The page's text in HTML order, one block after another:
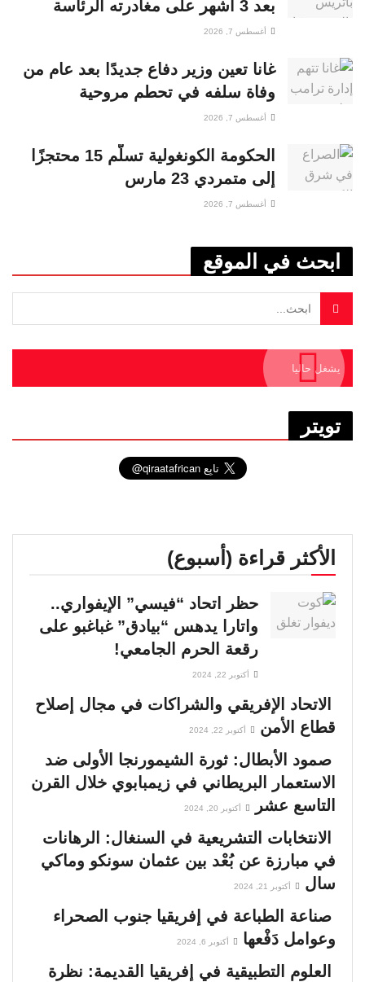
بعد 3 أشهر على مغادرته الرئاسة
أغسطس 7, 2026
غانا تعين وزير دفاع جديدًا بعد عام من
وفاة سلفه في تحطم مروحية
أغسطس 7, 2026
الحكومة الكونغولية تسلّم 15 محتجزًا
إلى متمردي 23 مارس
أغسطس 7, 2026
ابحث في الموقع
يشغل حاليا
تويتر
الأكثر قراءة (أسبوع)
حظر اتحاد “فيسي” الإيفواري..
واتارا يدهس “بيادق” غباغبو على
رقعة الحرم الجامعي!
أكتوبر 22, 2024
الاتحاد الإفريقي والشراكات في مجال إصلاح
قطاع الأمن
أكتوبر 22, 2024
صمود الأبطال: ثورة الشيمورنجا الأولى ضد
الاستعمار البريطاني في زيمبابوي خلال القرن
التاسع عشر
أكتوبر 20, 2024
الانتخابات التشريعية في السنغال: الرهانات
في مبارزة عن بُعْد بين عثمان سونكو وماكي
سال
أكتوبر 21, 2024
صناعة الطباعة في إفريقيا جنوب الصحراء
وعوامل دَفْعها
أكتوبر 6, 2024
العلوم التطبيقية في إفريقيا القديمة: نظرة